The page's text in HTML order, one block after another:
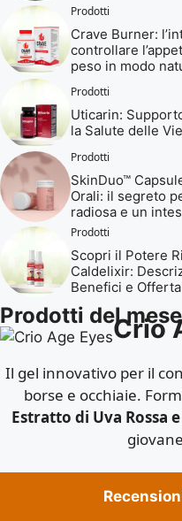
Prodotti
Crave Burner:
controllare
peso in modo
Prodotti
Uticarin:
la Salute delle
Prodotti
SkinDuo™
Orali: il segreto
radiosa e un
Prodotti
Scopri il Potere
Caldelixir:
Benefici e
Prodotti del mese
Crio
Il gel innovativo per il
borse e occhiaie.
Estratto di Uva Rossa